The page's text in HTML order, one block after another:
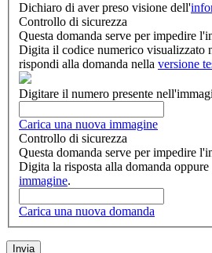
Dichiaro di aver preso visione dell'
Controllo di sicurezza
Questa domanda serve per impedire
Digita il codice numerico visualizzato
rispondi alla domanda nella versione
Digitare il numero presente
Carica una nuova immagine
Controllo di sicurezza
Questa domanda serve per impedire
Digita la risposta alla domanda
immagine.
Carica una nuova domanda